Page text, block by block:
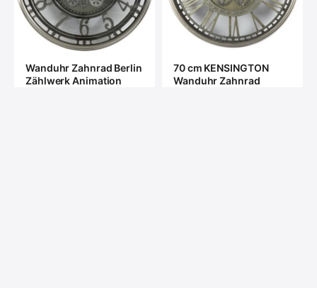
Wanduhr Zahnrad Berlin
Zählwerk Animation
70 cm KENSINGTON
Wanduhr Zahnrad